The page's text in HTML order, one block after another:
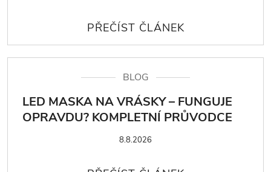
BLOG
LED MASKA NA VRÁSKY – FUNGUJE
OPRAVDU? KOMPLETNÍ PRŮVODCE
8.8.2026